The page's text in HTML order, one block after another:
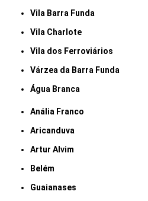
Vila Barra Funda
Vila Charlote
Vila dos Ferroviários
Várzea da Barra Funda
Água Branca
Anália Franco
Aricanduva
Artur Alvim
Belém
Guaianases